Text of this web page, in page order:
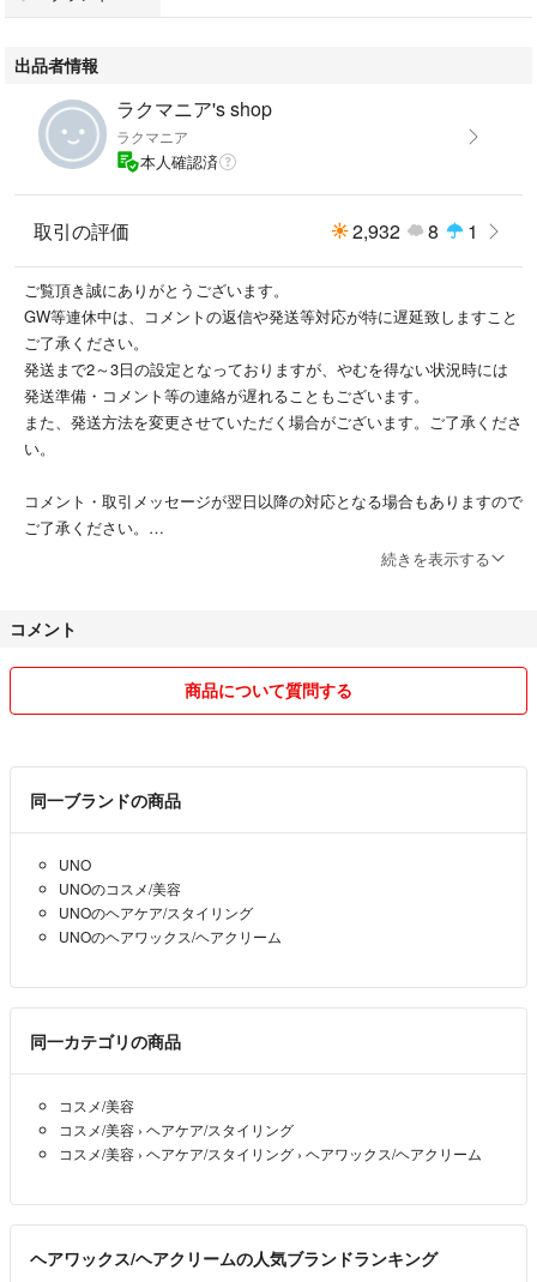
します。
キャンセルさせていただく場合がございます。
箱にスレなど傷みがございますが、製品自体に影響はございません。
出品者情報
ラクマニア's shop
ラクマニア
本人確認済
取引の評価 2,932 8 1
ご覧頂き誠にありがとうございます。
GW等連休中は、コメントの返信や発送等対応が特に遅延致しますこと
ご了承ください。
発送まで2～3日の設定となっておりますが、やむを得ない状況時には
発送準備・コメント等の連絡が遅れることもございます。
また、発送方法を変更させていただく場合がございます。ご了承くださ
い。
コメント・取引メッセージが翌日以降の対応となる場合もありますので
ご了承ください。
※年末年始12月31日～1月4日の期間にご購入いただいた場合は、1月5日
をキャンセルさせていただく場合が
ございます。
値下げコメントがあった場合は、返信せず削除いたします。
※セットで出品しているものは単品売り致しません。
「～だけ購入希望です」「バラ売りできますか？」といったコメントも
※取り置き、専用はトラブルの元になりますので受付しておりません。
ご了承ください。
※返品交換等は受付致しておりませんので、ご了承の上ご購入下さい。
随時出品して行きますので宜しくお願い致します。
続きを表示する
コメント
商品について質問する
同一ブランドの商品
UNO
UNOのコスメ/美容
UNOのヘアケア/スタイリング
UNOのヘアワックス/ヘアクリーム
同一カテゴリの商品
コスメ/美容
コスメ/美容 › ヘアケア/スタイリング
コスメ/美容 › ヘアケア/スタイリング › ヘアワックス/ヘアクリーム
ヘアワックス/ヘアクリームの人気ブランドランキング